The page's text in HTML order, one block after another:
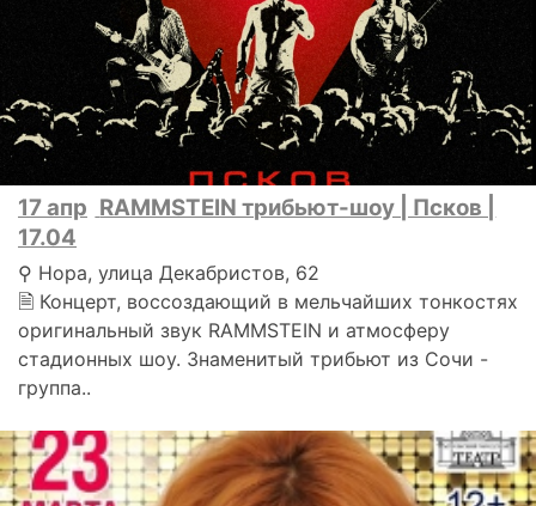
17 апр RAMMSTEIN трибьют-шоу | Псков |
17.04
⚲ Нора, улица Декабристов, 62
🗎 Концерт, воссоздающий в мельчайших тонкостях
оригинальный звук RAMMSTEIN и атмосферу
стадионных шоу. Знаменитый трибьют из Сочи -
группа..